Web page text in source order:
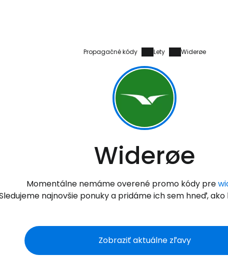
Propagačné kódy Lety Widerøe
Widerøe
Momentálne nemáme overené promo kódy pre
najnovšie ponuky a pridáme ich sem hneď, ako
Zobraziť aktuálne zľavy
Prihláste
Cestee
... celosvetovej komunity